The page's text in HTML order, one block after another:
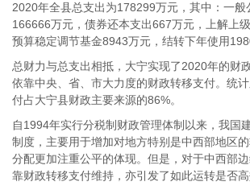
2020年全县总支出为178299万元，其中：一般
166666万元，债券还本支出667万元，上解上
预算稳定调节基金8943万元，结转下年使用
总财力与总支出相抵，大宁实现了2020年的财
依靠中央、省、市大力度的财政转移支付。统
付占大宁县财政主要来源的86%。
自1994年实行分税制财政管理体制以来，我国
制度，主要用于增加对地方特别是中西部地区
分配更加注重公平的体现。但是，对于中西部
靠财政转移支付维持，亦引发了如此运转是否高